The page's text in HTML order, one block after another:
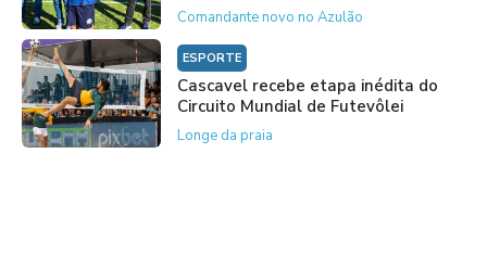
Comandante novo no Azulão
ESPORTE
Cascavel recebe etapa inédita do
Circuito Mundial de Futevôlei
Longe da praia